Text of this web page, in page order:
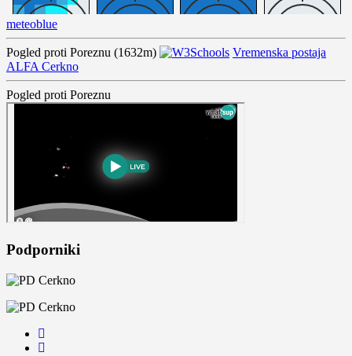
meteoblue
Pogled proti Poreznu (1632m)
Vremenska postaja
ALFA Cerkno
Pogled proti Poreznu
Podporniki